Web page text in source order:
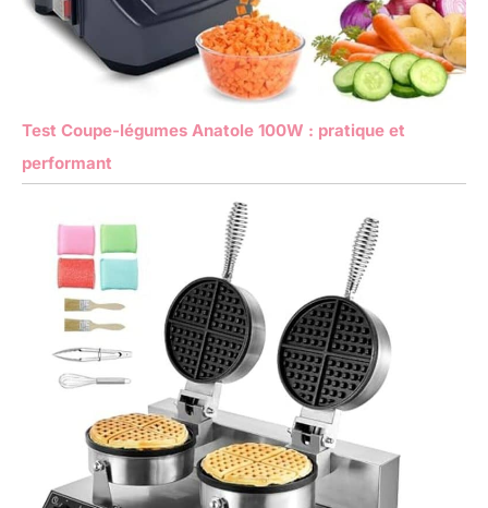
Test Coupe-légumes Anatole 100W : pratique et
performant